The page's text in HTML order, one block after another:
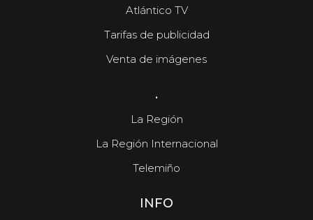
Atlántico TV
Tarifas de publicidad
Venta de imágenes
.
La Región
La Región Internacional
Telemiño
INFO